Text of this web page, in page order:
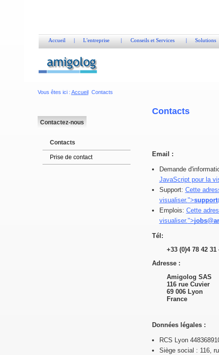
Accueil | L'entreprise | Conseils et Services | Solutions
Vous êtes ici : Accueil Contacts
Contactez-nous
Contacts
Prise de contact
Contacts
Email :
Demande
JavaScript pour la
Support: Cette
visualiser.">
Emplois: Cette
visualiser.">
Tél:
+33 (0)4 78 42 31
Adresse :
Amigolog SAS
116 rue Cuvier
69 006 Lyon
France
Données légales :
RCS Lyon
Siège social : 116,